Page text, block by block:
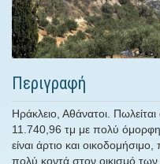
Περιγραφή
Ηράκλειο, Αθάνατοι.
11.740,96 τμ με πολύ
είναι άρτιο και
πολύ κοντά στον οικισμό των